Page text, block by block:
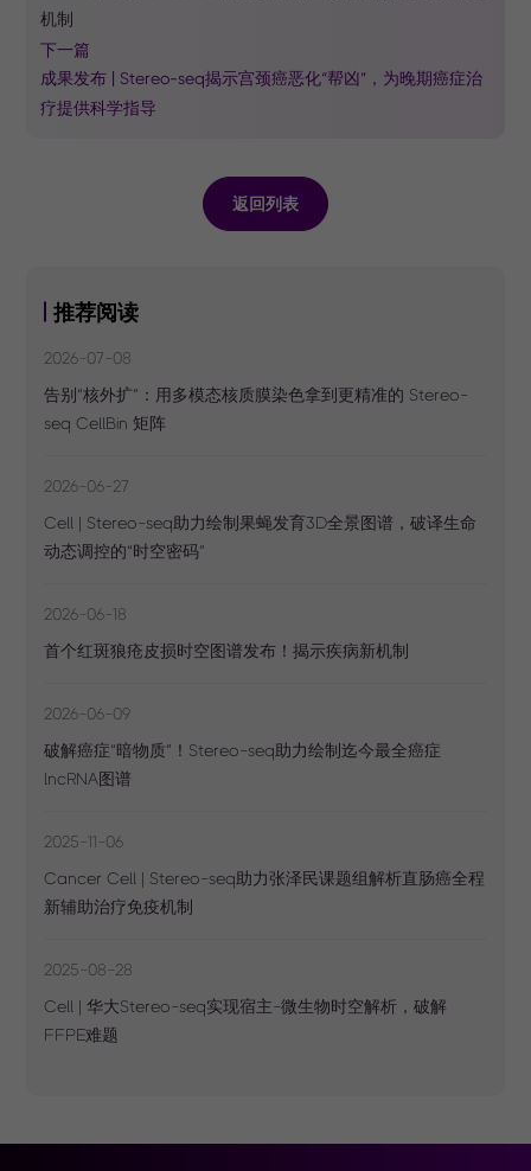
机制
下一篇
成果发布 | Stereo-seq揭示宫颈癌恶化“帮凶”，为晚期癌症治
疗提供科学指导
返回列表
推荐阅读
2026-07-08
告别“核外扩”：用多模态核质膜染色拿到更精准的 Stereo-
seq CellBin 矩阵
2026-06-27
Cell | Stereo-seq助力绘制果蝇发育3D全景图谱，破译生命
动态调控的“时空密码”
2026-06-18
首个红斑狼疮皮损时空图谱发布！揭示疾病新机制
2026-06-09
破解癌症“暗物质”！Stereo-seq助力绘制迄今最全癌症
lncRNA图谱
2025-11-06
Cancer Cell | Stereo-seq助力张泽民课题组解析直肠癌全程
新辅助治疗免疫机制
2025-08-28
Cell | 华大Stereo-seq实现宿主-微生物时空解析，破解
FFPE难题